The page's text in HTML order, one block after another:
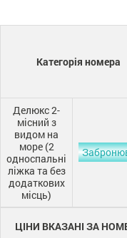
Категорія номера
Делюкс 2-
місний з
видом на
море (2
односпальні
ліжка та без
додаткових
місць)
ЦІНИ ВКАЗАНІ ЗА